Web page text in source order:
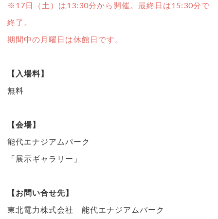
※17日（土）は13:30分から開催。最終日は15:30分で
終了。
期間中の月曜日は休館日です。
【入場料】
無料
【会場】
能代エナジアムパーク
「展示ギャラリー」
【お問い合せ先】
東北電力株式会社 能代エナジアムパーク